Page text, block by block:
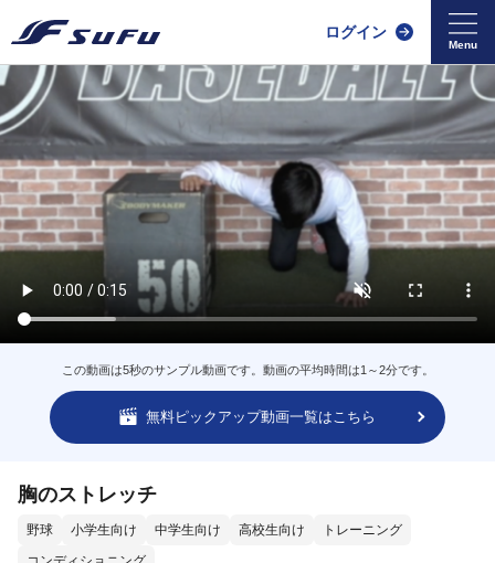
ログイン
この動画は5秒のサンプル動画です。動画の平均時間は1～2分です。
無料ピックアップ動画一覧はこちら
胸のストレッチ
野球 小学生向け 中学生向け 高校生向け
トレーニング